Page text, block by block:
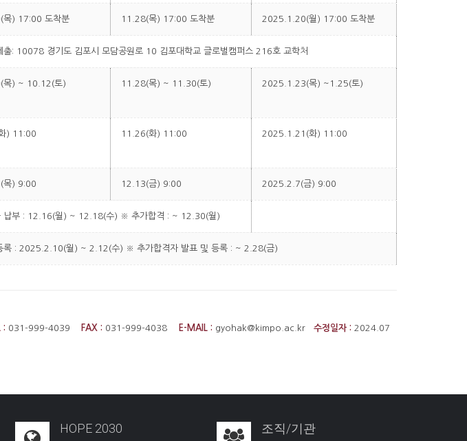
목) 17:00 도착분 11.28(목) 17:00 도착분 2025.1.20(월) 17:00 도착분
출: 10078 경기도 김포시 모담공원로 10 김포대학교 글로벌캠퍼스 216호 교학처
목) ~ 10.12(토) 11.28(목) ~ 11.30(토) 2025.1.23(목) ~1.25(토)
) 11:00 11.26(화) 11:00 2025.1.21(화) 11:00
목) 9:00 12.13(금) 9:00 2025.2.7(금) 9:00
납부 : 12.16(월) ~ 12.18(수) ※ 추가합격 : ~ 12.30(월)
록 : 2025.2.10(월) ~ 2.12(수) ※ 추가합격자 발표 및 등록 : ~ 2.28(금)
: 031-999-4039 FAX : 031-999-4038 E-MAIL : gyohak@kimpo.ac.kr 수정일자 : 2024.07
HOPE 2030 조직/기관